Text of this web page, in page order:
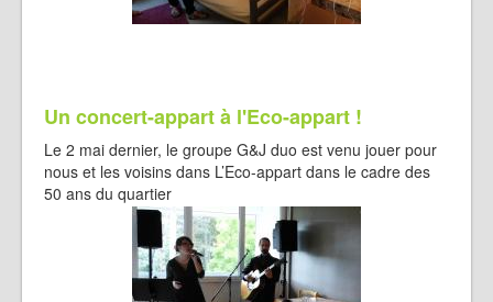
Un concert-appart à l'Eco-appart !
Le 2 mai dernier, le groupe G&J duo est venu jouer pour
nous et les voisins dans L’Eco-appart dans le cadre des
50 ans du quartier